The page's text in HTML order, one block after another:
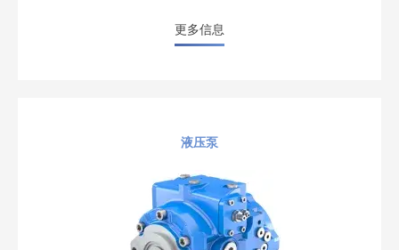
更多信息
液压泵